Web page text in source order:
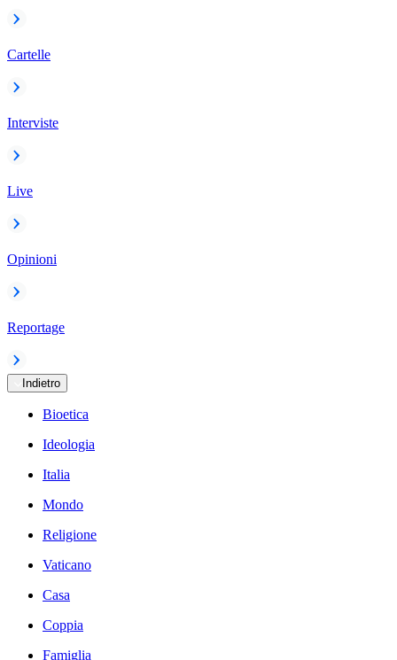
Cartelle
Interviste
Live
Opinioni
Reportage
Indietro
Bioetica
Ideologia
Italia
Mondo
Religione
Vaticano
Casa
Coppia
Famiglia